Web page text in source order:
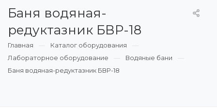
Баня водяная-
редуктазник БВР-18
Главная
Каталог оборудования
Лабораторное оборудование
Водяные бани
Баня водяная-редуктазник БВР-18